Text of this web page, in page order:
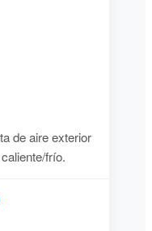
de aire exterior
frío.